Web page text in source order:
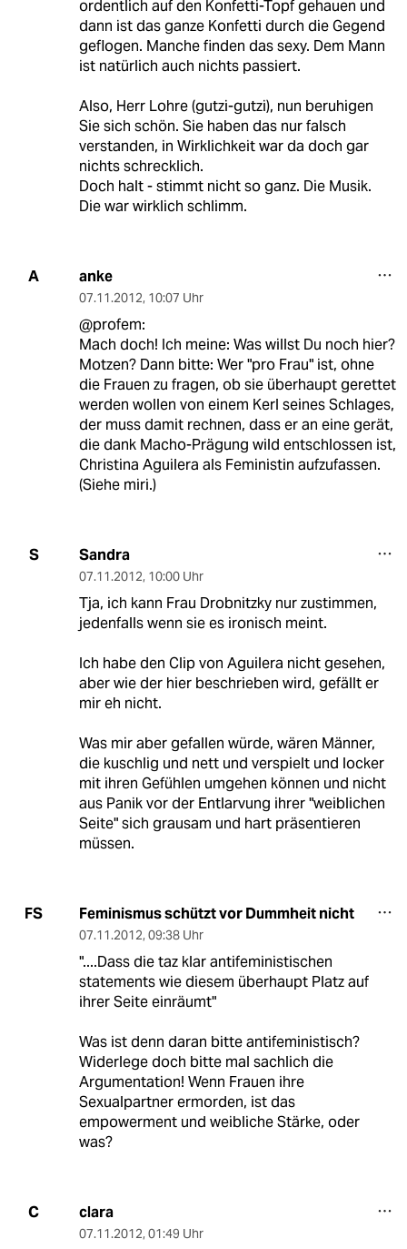
ordentlich auf den Konfetti-Topf gehauen und
dann ist das ganze Konfetti durch die Gegend
geflogen. Manche finden das sexy. Dem Mann
ist natürlich auch nichts passiert.
Also, Herr Lohre (gutzi-gutzi), nun beruhigen
Sie sich schön. Sie haben das nur falsch
verstanden, in Wirklichkeit war da doch gar
nichts schrecklich.
Doch halt - stimmt nicht so ganz. Die Musik.
Die war wirklich schlimm.
A anke
07.11.2012, 10:07 Uhr
@profem:
Mach doch! Ich meine: Was willst Du noch hier?
Motzen? Dann bitte: Wer "pro Frau" ist, ohne
die Frauen zu fragen, ob sie überhaupt gerettet
werden wollen von einem Kerl seines Schlages,
der muss damit rechnen, dass er an eine gerät,
die dank Macho-Prägung wild entschlossen ist,
Christina Aguilera als Feministin aufzufassen.
(Siehe miri.)
S Sandra
07.11.2012, 10:00 Uhr
Tja, ich kann Frau Drobnitzky nur zustimmen,
jedenfalls wenn sie es ironisch meint.
Ich habe den Clip von Aguilera nicht gesehen,
aber wie der hier beschrieben wird, gefällt er
mir eh nicht.
Was mir aber gefallen würde, wären Männer,
die kuschlig und nett und verspielt und locker
mit ihren Gefühlen umgehen können und nicht
aus Panik vor der Entlarvung ihrer "weiblichen
Seite" sich grausam und hart präsentieren
müssen.
FS Feminismus schützt vor Dummheit nicht
07.11.2012, 09:38 Uhr
"....Dass die taz klar antifeministischen
statements wie diesem überhaupt Platz auf
ihrer Seite einräumt"
Was ist denn daran bitte antifeministisch?
Widerlege doch bitte mal sachlich die
Argumentation! Wenn Frauen ihre
Sexualpartner ermorden, ist das
empowerment und weibliche Stärke, oder
was?
C clara
07.11.2012, 01:49 Uhr